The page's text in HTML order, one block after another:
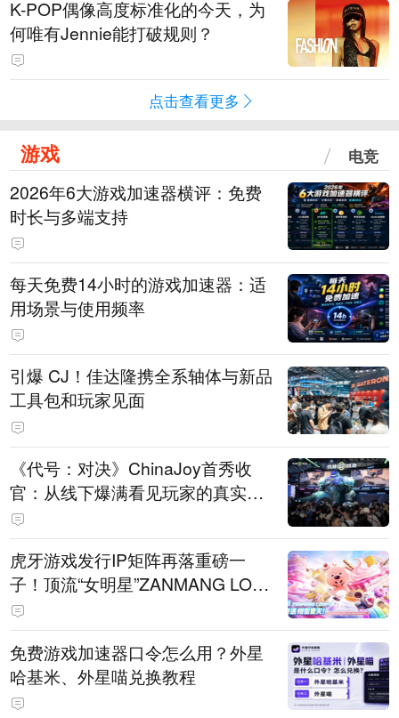
K-POP偶像高度标准化的今天，为
何唯有Jennie能打破规则？
点击查看更多
游戏 电竞
2026年6大游戏加速器横评：免费
时长与多端支持
每天免费14小时的游戏加速器：适
用场景与使用频率
引爆 CJ！佳达隆携全系轴体与新品
工具包和玩家见面
《代号：对决》ChinaJoy首秀收
官：从线下爆满看见玩家的真实期
待
虎牙游戏发行IP矩阵再落重磅一
子！顶流“女明星”ZANMANG LOO
PY 正版3D消除手游《消消奇遇》
惊喜曝光
免费游戏加速器口令怎么用？外星
哈基米、外星喵兑换教程